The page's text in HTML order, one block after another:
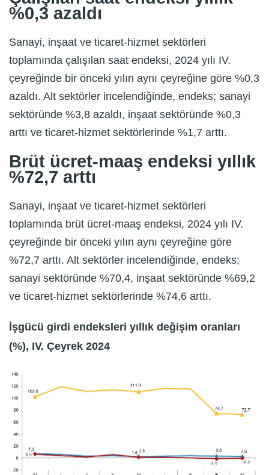
%0,3 azaldı
Sanayi, inşaat ve ticaret-hizmet sektörleri
toplamında çalışılan saat endeksi, 2024 yılı IV.
çeyreğinde bir önceki yılın aynı çeyreğine göre %0,3
azaldı. Alt sektörler incelendiğinde, endeks; sanayi
sektöründe %3,8 azaldı, inşaat sektöründe %0,3
arttı ve ticaret-hizmet sektörlerinde %1,7 arttı.
Brüt ücret-maaş endeksi yıllık
%72,7 arttı
Sanayi, inşaat ve ticaret-hizmet sektörleri
toplamında brüt ücret-maaş endeksi, 2024 yılı IV.
çeyreğinde bir önceki yılın aynı çeyreğine göre
%72,7 arttı. Alt sektörler incelendiğinde, endeks;
sanayi sektöründe %70,4, inşaat sektöründe %69,2
ve ticaret-hizmet sektörlerinde %74,6 arttı.
İşgücü girdi endeksleri yıllık değişim oranları
(%), IV. Çeyrek 2024